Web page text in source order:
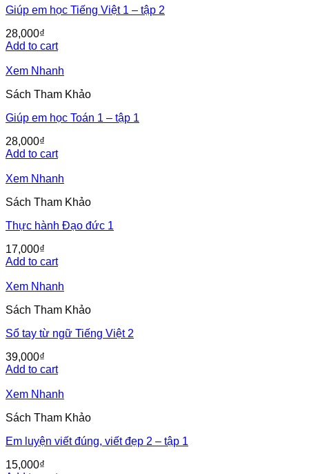
Giúp em học Tiếng Việt 1 – tập 2
28,000₫
Add to cart
Xem Nhanh
Sách Tham Khảo
Giúp em học Toán 1 – tập 1
28,000₫
Add to cart
Xem Nhanh
Sách Tham Khảo
Thực hành Đạo đức 1
17,000₫
Add to cart
Xem Nhanh
Sách Tham Khảo
Sổ tay từ ngữ Tiếng Việt 2
39,000₫
Add to cart
Xem Nhanh
Sách Tham Khảo
Em luyện viết đúng, viết đẹp 2 – tập 1
15,000₫